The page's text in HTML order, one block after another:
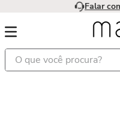
Falar
O que você procura?